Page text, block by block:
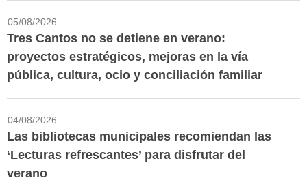
05/08/2026
Tres Cantos no se detiene en verano:
proyectos estratégicos, mejoras en la vía
pública, cultura, ocio y conciliación familiar
04/08/2026
Las bibliotecas municipales recomiendan las
‘Lecturas refrescantes’ para disfrutar del
verano